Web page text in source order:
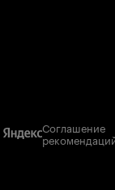
Соглашение